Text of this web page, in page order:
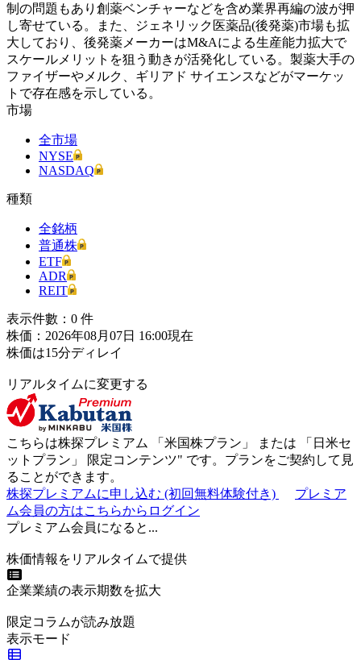
制の問題もあり創薬ベンチャーなどを含め業界再編の波が押
し寄せている。また、ジェネリック医薬品(後発薬)市場も拡
大しており、後発薬メーカーはM&Aによる生産能力拡大で
スケールメリットを狙う動きが活発化している。製薬大手の
ファイザーやメルク、ギリアド サイエンスなどがマーケッ
トで存在感を示している。
市場
全市場
NYSE
NASDAQ
種類
全銘柄
普通株
ETF
ADR
REIT
表示件數： 0 件
株価：2026年08月07日 16:00現在
株価は15分ディレイ
リアルタイムに変更する
こちらは株探プレミアム 「 米国株プラン 」 または 「 日米セ
ットプラン 」 限定コンテンツ" です。プランをご契約して見
ることができます。
株探プレミアムに申し込む (初回無料体験付き)
プレミア
ム会員の方はこちらからログイン
プレミアム会員になると...
株価情報をリアルタイムで提供
企業業績の表示期数を拡大
限定コラムが読み放題
表示モード